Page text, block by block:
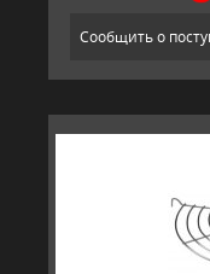
Сообщить о